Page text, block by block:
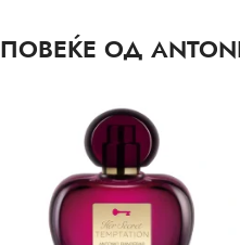
ПОВЕЌЕ ОД